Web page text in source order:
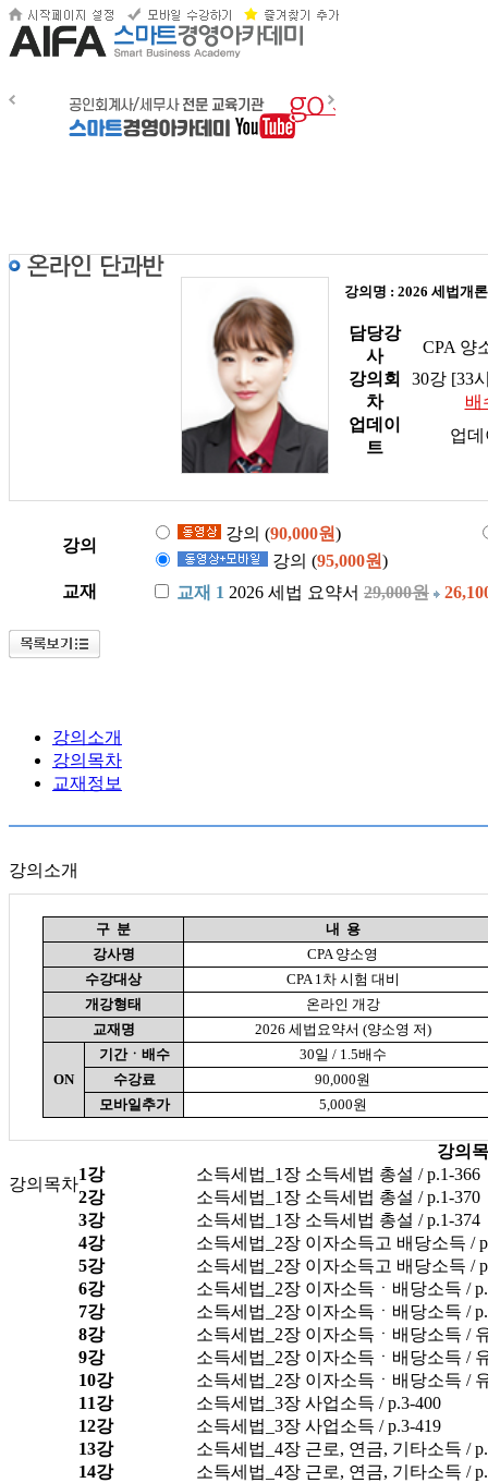
강의명 : 2026 세법개
담당강
사
CPA 양
강의회
차
30강 [33
배
업데이
트
업
강의
강의 (90,000원)
강의 (95,000원)
교재
교재 1 2026 세법 요약서 29,000원
강의소개
강의목차
교재정보
강의소개
구 분
내 용
강사명
CPA 양소영
수강대상
CPA 1차 시험 대비
개강형태
온라인 개강
교재명
2026 세법요약서 (양소영 저)
ON
기간ㆍ배수
30일 / 1.5배수
수강료
90,000원
모바일추가
5,000원
강의목차
강의
1강
소득세법_1장 소득세법 총설 / p.1-366
2강
소득세법_1장 소득세법 총설 / p.1-370
3강
소득세법_1장 소득세법 총설 / p.1-374
4강
소득세법_2장 이자소득고 배당소득 /
5강
소득세법_2장 이자소득고 배당소득 /
6강
소득세법_2장 이자소득ㆍ배당소득 /
7강
소득세법_2장 이자소득ㆍ배당소득 /
8강
소득세법_2장 이자소득ㆍ배당소득 /
9강
소득세법_2장 이자소득ㆍ배당소득 /
10강
소득세법_2장 이자소득ㆍ배당소득 /
11강
소득세법_3장 사업소득 / p.3-400
12강
소득세법_3장 사업소득 / p.3-419
13강
소득세법_4장 근로, 연금, 기타소득 /
14강
소득세법_4장 근로, 연금, 기타소득 /